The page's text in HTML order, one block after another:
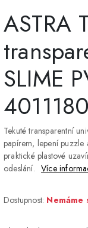
ASTRA
SLIME
Tekuté transparentní
papírem, lepení puzzle
praktické plastové
odeslání. Více
Dostupnost: Nemáme